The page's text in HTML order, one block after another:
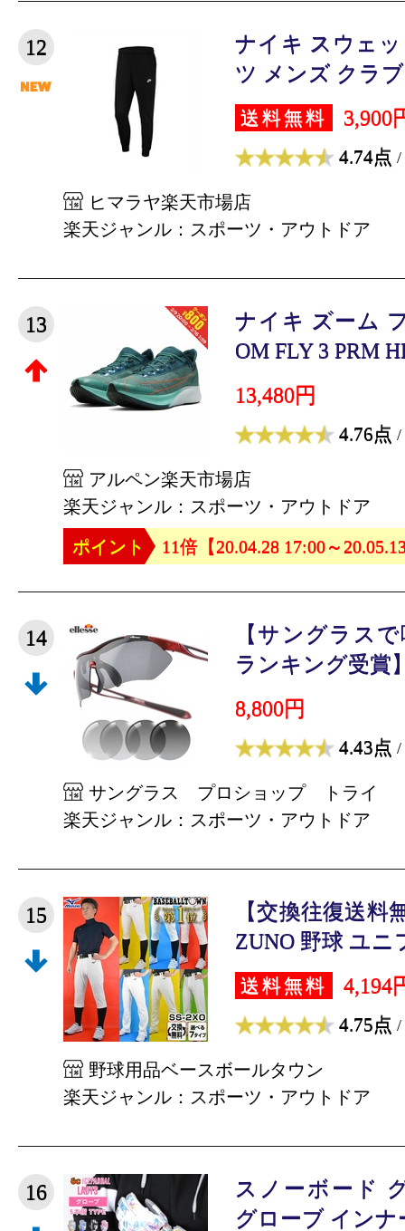
12
ナイキ スウェ
ツ メンズ クラ
送料無料 3,900
4.74点 /
ヒマラヤ楽天市場店
楽天ジャンル：スポーツ・アウトドア
13
ナイキ ズーム
OM FLY 3 PRM
13,480円
4.76点 /
アルペン楽天市場店
楽天ジャンル：スポーツ・アウトドア
ポイント
11倍【20.04.28 17:00～
14
【サングラス
ランキング受賞
8,800円
4.43点 /
サングラス プロショップ トライ
楽天ジャンル：スポーツ・アウトドア
15
【交換往復送料
ZUNO 野球 ユニ
送料無料 4,194
4.75点 /
野球用品ベースボールタウン
楽天ジャンル：スポーツ・アウトドア
16
スノーボード
グローブ インナ